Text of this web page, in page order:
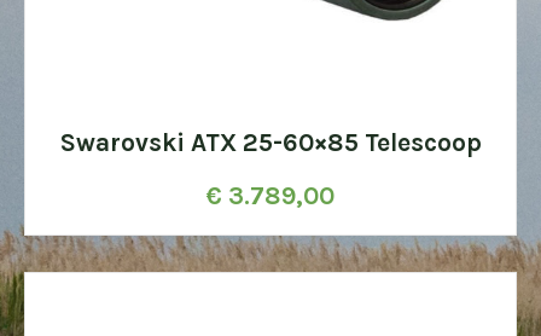
Swarovski ATX 25-60×85 Telescoop
€ 3.789,00